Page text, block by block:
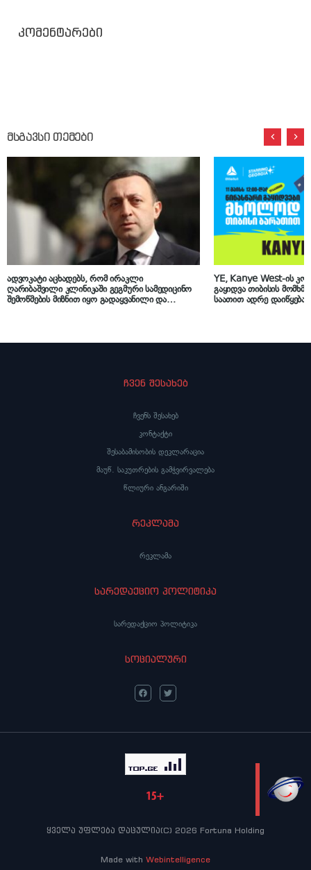
LIVE
კომენტარები
მსგავსი თემები
ადვოკატი აცხადებს, რომ ირაკლი
ღარიბაშვილი კლინიკაში გეგმური სამედიცინო
შემოწმების მიზნით იყო გადაყვანილი და
YE, Kanye West-ის
გაყიდვა თიბისის
საათით ადრე დაიწყება
ჩვენ შესახებ
ჩვენს შესახებ
კონტაქტი
შესაბამისობის დეკლარაცია
მაუწ. საკუთრების გამჭვირვალება
წლიური ანგარიში
რეკლამა
რეკლამა
სარედაქციო პოლიტიკა
სარედაქციო პოლიტიკა
სოციალური
ყველა უფლება დაცულია(C) 2026 Fortuna Holding
Made with Webintelligence